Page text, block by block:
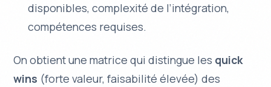
disponibles, complexité de l’intégration,
compétences requises.
On obtient une matrice qui distingue les quick
wins (forte valeur, faisabilité élevée) des